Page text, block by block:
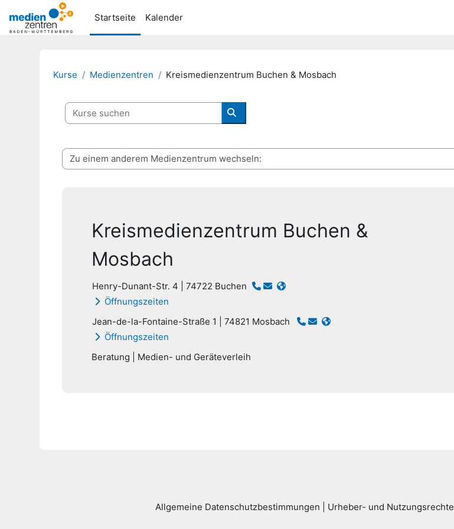
Zum Hauptinhalt
Startseite
Kalender
Kurse Medienzentren Kreismedienzentrum Buchen & Mosbach
Kurse suchen
Kurse suchen
Kreismedienzentrum Buchen &
Mosbach
Henry-Dunant-Str. 4 | 74722 Buchen
Öffnungszeiten
Jean-de-la-Fontaine-Straße 1 | 74821 Mosbach
Öffnungszeiten
Beratung | Medien- und Geräteverleih
Allgemeine Datenschutzbestimmungen Urheber- und Nutzungsrechte